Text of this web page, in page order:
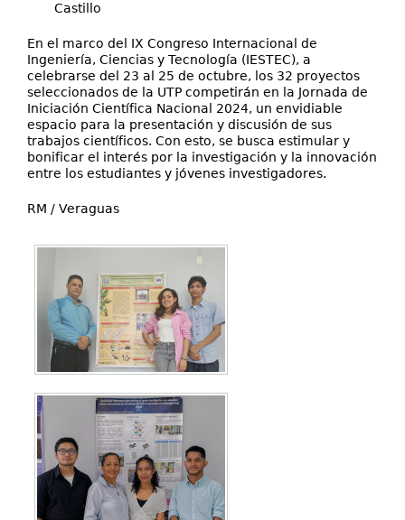
Castillo
En el marco del IX Congreso Internacional de
Ingeniería, Ciencias y Tecnología (IESTEC), a
celebrarse del 23 al 25 de octubre, los 32 proyectos
seleccionados de la UTP competirán en la Jornada de
Iniciación Científica Nacional 2024, un envidiable
espacio para la presentación y discusión de sus
trabajos científicos. Con esto, se busca estimular y
bonificar el interés por la investigación y la innovación
entre los estudiantes y jóvenes investigadores.
RM / Veraguas